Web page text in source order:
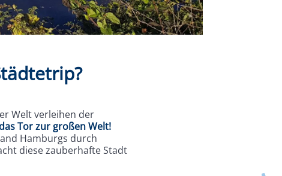
Welt verleihen der
das Tor zur großen Welt!
Hamburgs durch
diese zauberhafte Stadt